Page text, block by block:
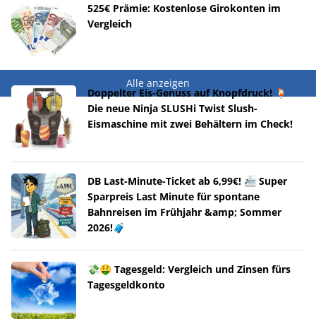
525€ Prämie: Kostenlose Girokonten im
Vergleich
Alle anzeigen
Doppelter Eis-Genuss auf Knopfdruck! 🍹
Die neue Ninja SLUSHi Twist Slush-
Eismaschine mit zwei Behältern im Check!
DB Last-Minute-Ticket ab 6,99€! 🚈 Super
Sparpreis Last Minute für spontane
Bahnreisen im Frühjahr &amp; Sommer
2026!🧳
💸🤑 Tagesgeld: Vergleich und Zinsen fürs
Tagesgeldkonto